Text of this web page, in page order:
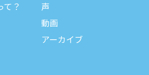
て？
声
動画
アーカイブ